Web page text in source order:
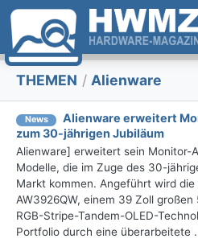
THEMEN / Alienware
News
Alienware erweitert
zum 30-jährigen Jubiläum
Alienware] erweitert sein Monitor-
Modelle, die im Zuge des 30-
Markt kommen. Angeführt wird
AW3926QW, einem 39 Zoll
RGB-Stripe-Tandem-OLED-
Portfolio durch eine überarbeitete